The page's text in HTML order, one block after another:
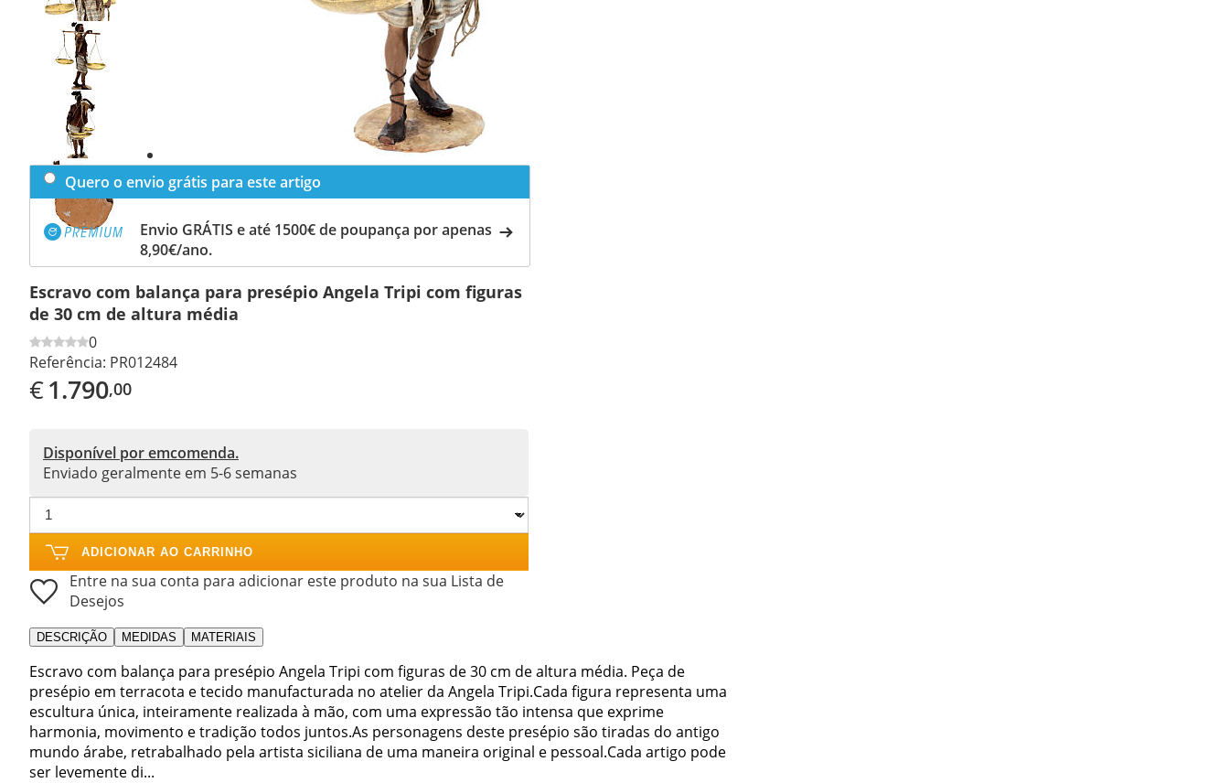
Previous
slide
Next
slide
Quero o envio grátis para este artigo
Envio GRÁTIS e até 1500€ de poupança por apenas
8,90€/ano.
Escravo com balança para presépio Angela Tripi com figuras
de 30 cm de altura média
0
Referência: PR012484
€1.790,00
Disponível por emcomenda.
Enviado geralmente em 5-6 semanas
ADICIONAR AO CARRINHO
Entre na sua conta para adicionar este produto na sua Lista de
Desejos
DESCRIÇÃO MEDIDAS MATERIAIS
Escravo com balança para presépio Angela Tripi com figuras de 30 cm de altura média. Peça de
presépio em terracota e tecido manufacturada no atelier da Angela Tripi.Cada figura representa uma
escultura única, inteiramente realizada à mão, com uma expressão tão intensa que exprime
harmonia, movimento e tradição todos juntos.As personagens deste presépio são tiradas do antigo
mundo árabe, retrabalhado pela artista siciliana de uma maneira original e pessoal.Cada artigo pode
ser levemente di...